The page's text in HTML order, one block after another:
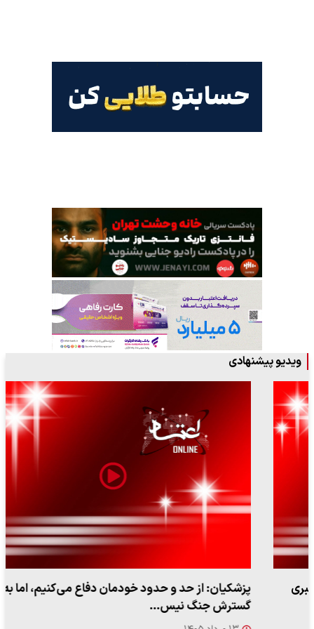
ویدیو پیشنهادی
پزشکیان: از حد و حدود خودمان دفاع می‌کنیم، اما به‌دنبال
گسترش جنگ نیس…